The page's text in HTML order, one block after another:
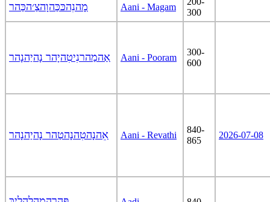
מָהנִהכּכַּהוָהצַ׳הכַּהר Aani - Magam
300
אַהמַהרנִיטִהיָהר נָהיַהנָהר Aani - Pooram
300-
600
אֵהנָהטִהנָהטַהר נָהיַהנָהר Aani - Revathi
840-
865
2026-07-08